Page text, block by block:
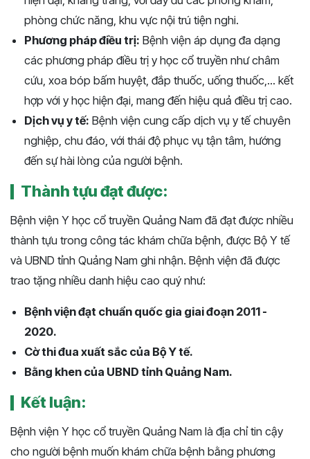
phòng chức năng, khu vực nội trú tiện nghi.
Phương pháp điều trị: Bệnh viện áp dụng đa dạng
các phương pháp điều trị y học cổ truyền như châm
cứu, xoa bóp bấm huyệt, đắp thuốc, uống thuốc,... kết
hợp với y học hiện đại, mang đến hiệu quả điều trị cao.
Dịch vụ y tế: Bệnh viện cung cấp dịch vụ y tế chuyên
nghiệp, chu đáo, với thái độ phục vụ tận tâm, hướng
đến sự hài lòng của người bệnh.
Thành tựu đạt được:
Bệnh viện Y học cổ truyền Quảng Nam đã đạt được nhiều
thành tựu trong công tác khám chữa bệnh, được Bộ Y tế
và UBND tỉnh Quảng Nam ghi nhận. Bệnh viện đã được
trao tặng nhiều danh hiệu cao quý như:
Bệnh viện đạt chuẩn quốc gia giai đoạn 2011 -
2020.
Cờ thi đua xuất sắc của Bộ Y tế.
Bằng khen của UBND tỉnh Quảng Nam.
Kết luận:
Bệnh viện Y học cổ truyền Quảng Nam là địa chỉ tin cậy
cho người bệnh muốn khám chữa bệnh bằng phương